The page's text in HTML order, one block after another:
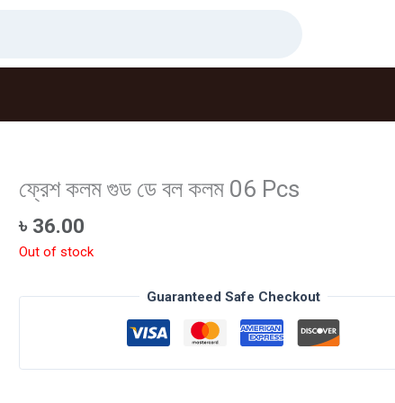
ফ্রেশ কলম গুড ডে বল কলম 06 Pcs
৳ 36.00
Out of stock
Guaranteed Safe Checkout